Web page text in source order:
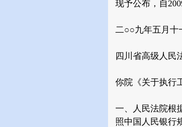
现予公布，自
二○○九年五月十
四川省高级人民
你院《关于执行
一、人民法院根
照中国人民银行